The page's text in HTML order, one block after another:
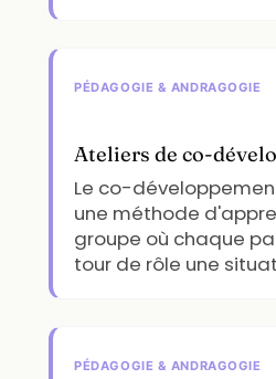
PÉDAGOGIE & ANDRAGOGIE
Ateliers de co-
Le co-
une méthode
groupe où chaque
tour de rôle une
PÉDAGOGIE & ANDRAGOGIE